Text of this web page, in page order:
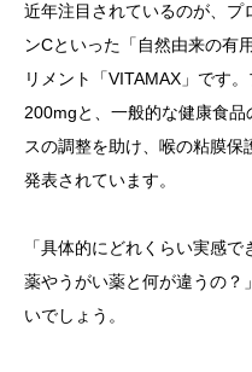
近年注目されているのが、プ
ンCといった「自然由来の有
リメント「VITAMAX」です
200mgと、一般的な健康食
スの調整を助け、喉の粘膜保
発表されています。
「具体的にどれくらい実感
薬やうがい薬と何が違うの？
いでしょう。